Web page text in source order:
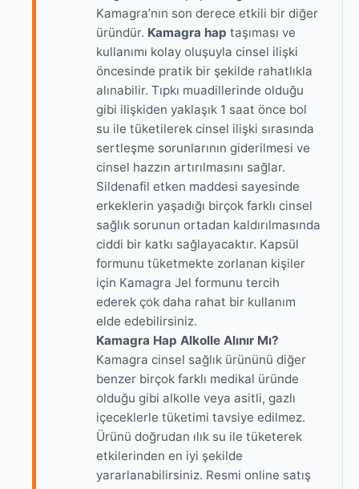
Kamagra’nın son derece etkili bir diğer
üründür. Kamagra hap taşıması ve
kullanımı kolay oluşuyla cinsel ilişki
öncesinde pratik bir şekilde rahatlıkla
alınabilir. Tıpkı muadillerinde olduğu
gibi ilişkiden yaklaşık 1 saat önce bol
su ile tüketilerek cinsel ilişki sırasında
sertleşme sorunlarının giderilmesi ve
cinsel hazzın artırılmasını sağlar.
Sildenafil etken maddesi sayesinde
erkeklerin yaşadığı birçok farklı cinsel
sağlık sorunun ortadan kaldırılmasında
ciddi bir katkı sağlayacaktır. Kapsül
formunu tüketmekte zorlanan kişiler
için Kamagra Jel formunu tercih
ederek çok daha rahat bir kullanım
elde edebilirsiniz.
Kamagra Hap Alkolle Alınır Mı?
Kamagra cinsel sağlık ürününü diğer
benzer birçok farklı medikal üründe
olduğu gibi alkolle veya asitli, gazlı
içeceklerle tüketimi tavsiye edilmez.
Ürünü doğrudan ılık su ile tüketerek
etkilerinden en iyi şekilde
yararlanabilirsiniz. Resmi online satış